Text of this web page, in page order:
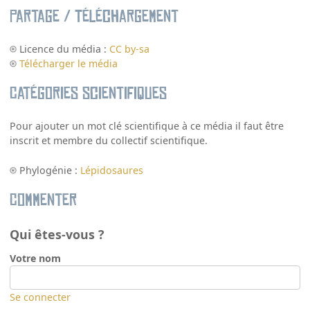
Partage / Téléchargement
Licence du média : CC by-sa
Télécharger le média
Catégories scientifiques
Pour ajouter un mot clé scientifique à ce média il faut être
inscrit et membre du collectif scientifique.
Phylogénie : Lépidosaures
Commenter
Qui êtes-vous ?
Votre nom
Se connecter